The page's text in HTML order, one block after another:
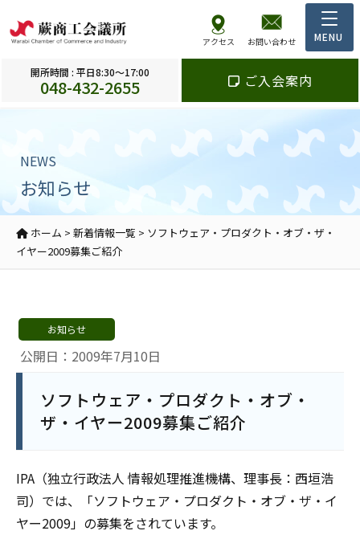
アクセス お問い合わせ
開所時間 : 平日8:30～17:00
048-432-2655 ご入会案内
NEWS
お知らせ
ホーム > 新着情報一覧 > ソフトウェア・プロダクト・オブ・ザ・
イヤー2009募集ご紹介
公開日：2009年7月10日
お知らせ
ソフトウェア・プロダクト・オブ・
ザ・イヤー2009募集ご紹介
IPA（独立行政法人 情報処理推進機構、理事長：西垣浩
司）では、「ソフトウェア・プロダクト・オブ・ザ・イ
ヤー2009」の募集をされています。